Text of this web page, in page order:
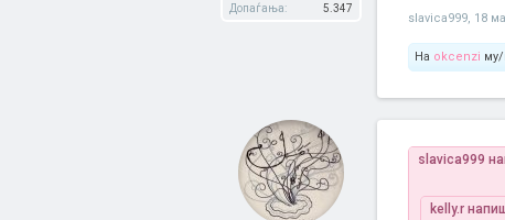
Допаѓања:
5.347
slavica999, 18
На okcenzi
slavica999
kelly.r